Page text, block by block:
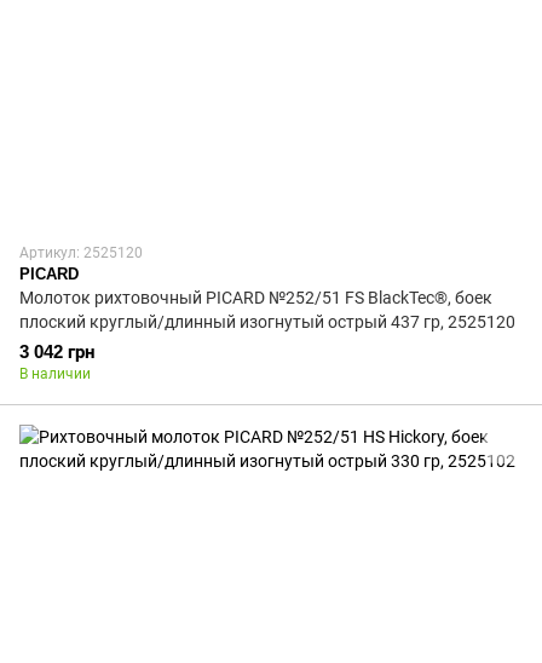
Артикул: 2525120
PICARD
Молоток рихтовочный PICARD №252/51 FS BlackTec®, боек
плоский круглый/длинный изогнутый острый 437 гр, 2525120
3 042 грн
В наличии